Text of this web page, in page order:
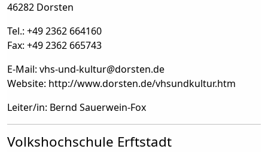
46282 Dorsten
Tel.: +49 2362 664160
Fax: +49 2362 665743
E-Mail: vhs-und-kultur@dorsten.de
Website: http://www.dorsten.de/vhsundkultur.htm
Leiter/in: Bernd Sauerwein-Fox
Volkshochschule Erftstadt